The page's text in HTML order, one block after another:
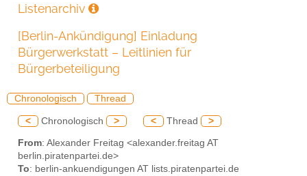
Listenarchiv
[Berlin-Ankündigung] Einladung
Bürgerwerkstatt – Leitlinien für
Bürgerbeteiligung
Chronologisch Thread
< Chronologisch > < Thread >
From: Alexander Freitag <alexander.freitag AT
berlin.piratenpartei.de>
To: berlin-ankuendigungen AT lists.piratenpartei.de